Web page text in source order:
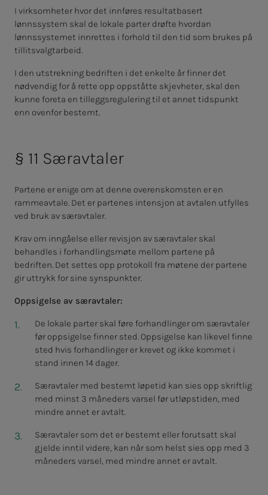
I virksomheter hvor det innføres resultatbasert
lønnssystem skal de lokale parter drøfte hvordan
lønnssystemet innrettes i forhold til den tid som brukes på
tillitsvalgtarbeid.
I den utstrekning bedriften i det enkelte år finner det
nødvendig for å rette opp oppståtte skjevheter, skal den
kunne foreta en tilleggsregulering til et annet tidspunkt
enn ovenfor bestemt.
§ 11 Særavtaler
Partene er enige om at denne overenskomsten er en
rammeavtale. Det er partenes intensjon at avtalen utfylles
ved bruk av særavtaler.
Krav om inngåelse eller revisjon av særavtaler skal
behandles i forhandlingsmøte mellom partene på
bedriften. Det settes opp protokoll fra møtene der partene
gir uttrykk for sine synspunkter.
Oppsigelse av særavtaler:
De lokale parter skal føre forhandlinger om særavtaler
før oppsigelse finner sted. Oppsigelse kan likevel finne
sted hvis forhandlinger er krevet og ikke kommet i
stand innen 14 dager.
Særavtaler med bestemt løpetid kan sies opp skriftlig
med minst 3 måneders varsel før utløpstiden, med
mindre annet er avtalt.
Særavtaler som det er bestemt eller forutsatt skal
gjelde inntil videre, kan når som helst sies opp med 3
måneders varsel, med mindre annet er avtalt.